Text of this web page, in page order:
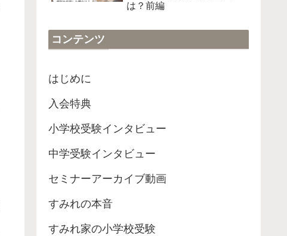
は？前編
コンテンツ
はじめに
入会特典
小学校受験インタビュー
中学受験インタビュー
セミナーアーカイブ動画
すみれの本音
すみれ家の小学校受験